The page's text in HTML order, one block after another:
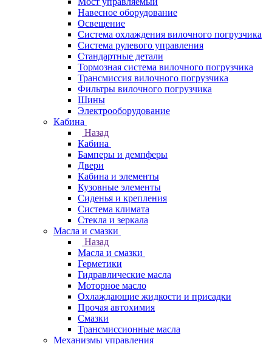
Навесное оборудование
Освещение
Система охлаждения вилочного погрузчика
Система рулевого управления
Стандартные детали
Тормозная система вилочного погрузчика
Трансмиссия вилочного погрузчика
Фильтры вилочного погрузчика
Шины
Электрооборудование
Кабина
Назад
Кабина
Бамперы и демпферы
Двери
Кабина и элементы
Кузовные элементы
Сиденья и крепления
Система климата
Стекла и зеркала
Масла и смазки
Назад
Масла и смазки
Герметики
Гидравлические масла
Моторное масло
Охлаждающие жидкости и присадки
Прочая автохимия
Смазки
Трансмиссионные масла
Механизмы управления